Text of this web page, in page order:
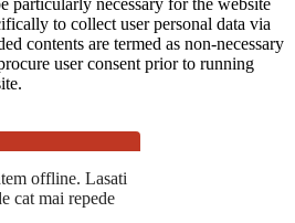
particularly necessary for the website
to collect user personal data via
contents are termed as non-necessary
user consent prior to running
offline. Lasati
cat mai repede